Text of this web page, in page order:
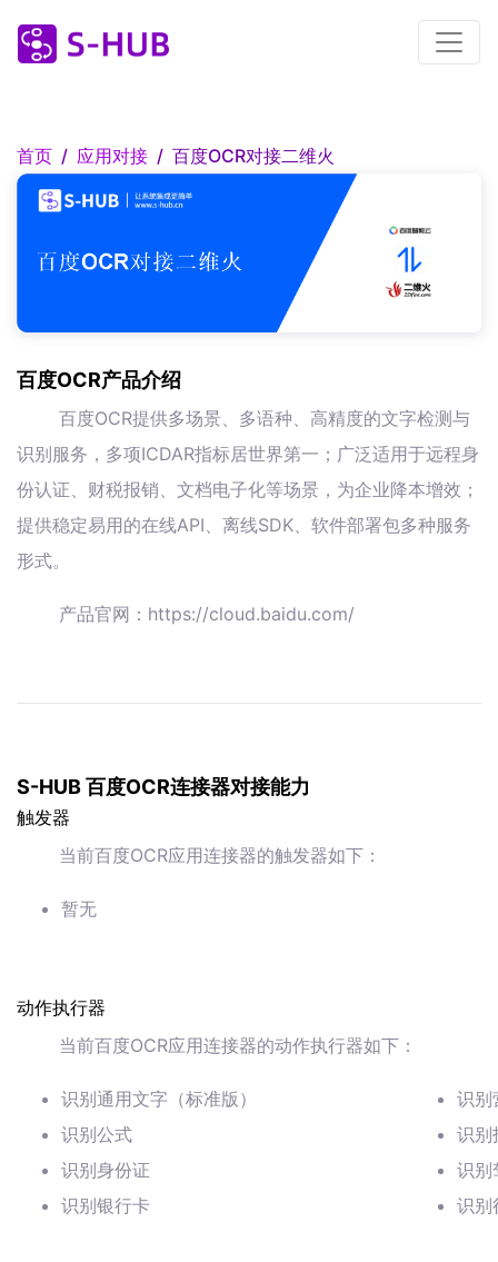
首页 应用对接 百度OCR对接二维火
百度OCR产品介绍
百度OCR提供多场景、多语种、高精度的文字检测与
识别服务，多项ICDAR指标居世界第一；广泛适用于远程身
份认证、财税报销、文档电子化等场景，为企业降本增效；
提供稳定易用的在线API、离线SDK、软件部署包多种服务
形式。
产品官网：https://cloud.baidu.com/
S-HUB 百度OCR连接器对接能力
触发器
当前百度OCR应用连接器的触发器如下：
暂无
动作执行器
当前百度OCR应用连接器的动作执行器如下：
识别通用文字（标准版）
识别公式
识别身份证
识别银行卡
识别
识别
识别
识别